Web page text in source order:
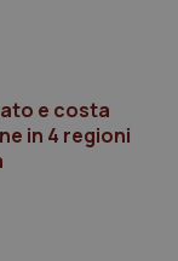
e costa
in 4 regioni